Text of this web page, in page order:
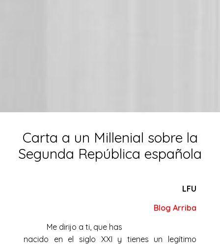
Carta a un Millenial sobre la
Segunda República española
LFU
Blog Arriba
Me dirijo a ti, que has
nacido en el siglo XXI y tienes un legítimo